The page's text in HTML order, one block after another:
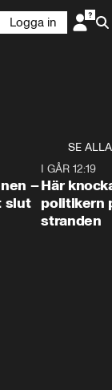
Logga in
SE ALLA
–
slut
I GÅR 12:19
Här
politikern
stranden